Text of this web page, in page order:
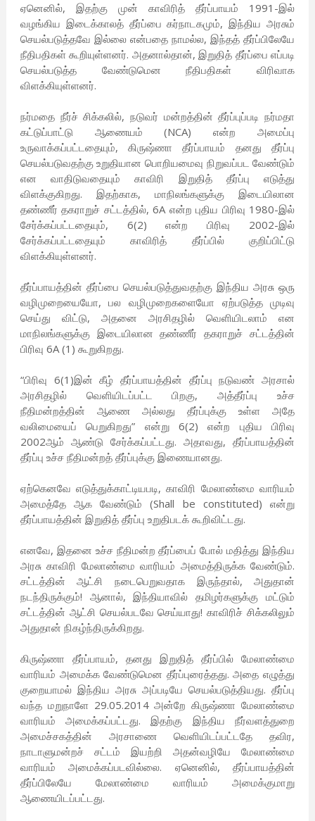
ஏனெனில், இதற்கு முன் காவிரித் தீர்ப்பாயம் 1991-இல்
வழங்கிய இடைக்காலத் தீர்ப்பை கர்நாடகமும், இந்திய அரசும்
செயல்படுத்தவே இல்லை என்பதை நாமல்ல, இந்தத் தீர்ப்பிலேயே
நீதிபதிகள் கூறியுள்ளனர். அதனால்தான், இறுதித் தீர்ப்பை எப்படி
செயல்படுத்த வேண்டுமென நீதிபதிகள் விரிவாக
விளக்கியுள்ளனர்.
நர்மதை நீர்ச் சிக்கலில், நடுவர் மன்றத்தின் தீர்ப்புப்படி நர்மதா
கட்டுப்பாட்டு ஆணையம் (NCA) என்ற அமைப்பு
உருவாக்கப்பட்டதையும், கிருஷ்ணா தீர்ப்பாயம் தனது தீர்ப்பு
செயல்படுவதற்கு உறுதியான பொறியமைவு நிறுவப்பட வேண்டும்
என வாதிடுவதையும் காவிரி இறுதித் தீர்ப்பு எடுத்து
விளக்குகிறது. இதற்காக, மாநிலங்களுக்கு இடையிலான
தண்ணீர் தகராறுச் சட்டத்தில், 6A என்ற புதிய பிரிவு 1980-இல்
சேர்க்கப்பட்டதையும், 6(2) என்ற பிரிவு 2002-இல்
சேர்க்கப்பட்டதையும் காவிரித் தீர்ப்பில் குறிப்பிட்டு
விளக்கியுள்ளனர்.
தீர்ப்பாயத்தின் தீர்ப்பை செயல்படுத்துவதற்கு இந்திய அரசு ஒரு
வழிமுறையையோ, பல வழிமுறைகளையோ ஏற்படுத்த முடிவு
செய்து விட்டு, அதனை அரசிதழில் வெளியிடலாம் என
மாநிலங்களுக்கு இடையிலான தண்ணீர் தகராறுச் சட்டத்தின்
பிரிவு 6A (1) கூறுகிறது.
“பிரிவு 6(1)இன் கீழ் தீர்ப்பாயத்தின் தீர்ப்பு நடுவண் அரசால்
அரசிதழில் வெளியிடப்பட்ட பிறகு, அத்தீர்ப்பு உச்ச
நீதிமன்றத்தின் ஆணை அல்லது தீர்ப்புக்கு உள்ள அதே
வலிமையைப் பெறுகிறது” என்று 6(2) என்ற புதிய பிரிவு
2002ஆம் ஆண்டு சேர்க்கப்பட்டது. அதாவது, தீர்ப்பாயத்தின்
தீர்ப்பு உச்ச நீதிமன்றத் தீர்ப்புக்கு இணையானது.
ஏற்கெனவே எடுத்துக்காட்டியபடி, காவிரி மேலாண்மை வாரியம்
அமைத்தே ஆக வேண்டும் (Shall be constituted) என்று
தீர்ப்பாயத்தின் இறுதித் தீர்ப்பு உறுதிபடக் கூறிவிட்டது.
எனவே, இதனை உச்ச நீதிமன்ற தீர்ப்பைப் போல் மதித்து இந்திய
அரசு காவிரி மேலாண்மை வாரியம் அமைத்திருக்க வேண்டும்.
சட்டத்தின் ஆட்சி நடைபெறுவதாக இருந்தால், அதுதான்
நடந்திருக்கும்! ஆனால், இந்தியாவில் தமிழர்களுக்கு மட்டும்
சட்டத்தின் ஆட்சி செயல்படவே செய்யாது! காவிரிச் சிக்கலிலும்
அதுதான் நிகழ்ந்திருக்கிறது.
கிருஷ்ணா தீர்ப்பாயம், தனது இறுதித் தீர்ப்பில் மேலாண்மை
வாரியம் அமைக்க வேண்டுமென தீர்ப்புரைத்தது. அதை எழுத்து
குறையாமல் இந்திய அரசு அப்படியே செயல்படுத்தியது. தீர்ப்பு
வந்த மறுநாளே 29.05.2014 அன்றே கிருஷ்ணா மேலாண்மை
வாரியம் அமைக்கப்பட்டது. இதற்கு இந்திய நீர்வளத்துறை
அமைச்சகத்தின் அரசாணை வெளியிடப்பட்டதே தவிர,
நாடாளுமன்றச் சட்டம் இயற்றி அதன்வழியே மேலாண்மை
வாரியம் அமைக்கப்படவில்லை. ஏனெனில், தீர்ப்பாயத்தின்
தீர்ப்பிலேயே மேலாண்மை வாரியம் அமைக்குமாறு
ஆணையிடப்பட்டது.